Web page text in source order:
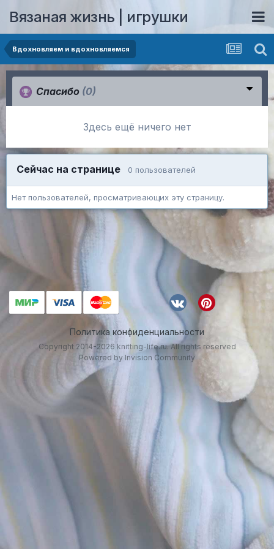
Вязаная жизнь | игрушки
Вдохновляем и вдохновляемся
Спасибо (0)
Здесь ещё ничего нет
Сейчас на странице 0 пользователей
Нет пользователей, просматривающих эту страницу.
Политика конфиденциальности
Copyright 2014-2026 knitting-life.ru. All rights reserved
Powered by Invision Community